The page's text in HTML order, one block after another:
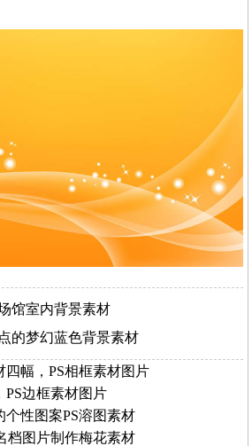
馆室内背景素材
的梦幻蓝色背景素材
幅，PS相框素材图片
边框素材图片
性图案PS溶图素材
档图片制作梅花素材